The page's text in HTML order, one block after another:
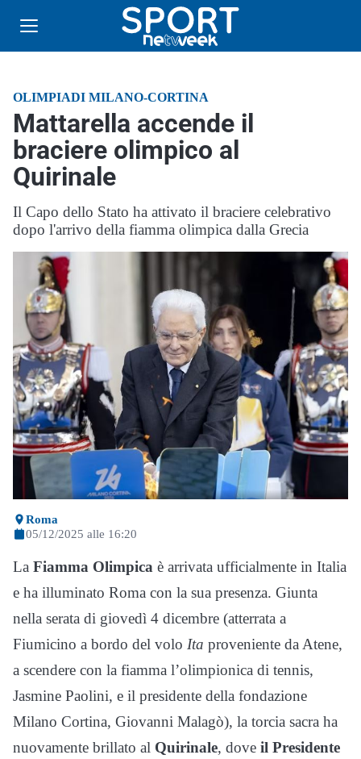
OLIMPIADI MILANO-CORTINA
Mattarella accende il
braciere olimpico al
Quirinale
Il Capo dello Stato ha attivato il braciere celebrativo
dopo l'arrivo della fiamma olimpica dalla Grecia
Roma
05/12/2025 alle 16:20
La Fiamma Olimpica è arrivata ufficialmente in Italia
e ha illuminato Roma con la sua presenza. Giunta
nella serata di giovedì 4 dicembre (atterrata a
Fiumicino a bordo del volo Ita proveniente da Atene,
a scendere con la fiamma l’olimpionica di tennis,
Jasmine Paolini, e il presidente della fondazione
Milano Cortina, Giovanni Malagò), la torcia sacra ha
nuovamente brillato al Quirinale, dove il Presidente